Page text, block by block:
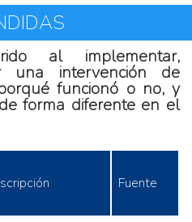
al implementar,
una intervención de
funcionó o no, y
forma diferente en el
Fuente